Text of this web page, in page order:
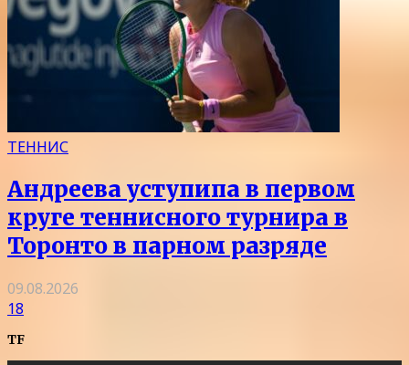
ТЕННИС
Андреева уступипа в первом
круге теннисного турнира в
Торонто в парном разряде
09.08.2026
18
TF